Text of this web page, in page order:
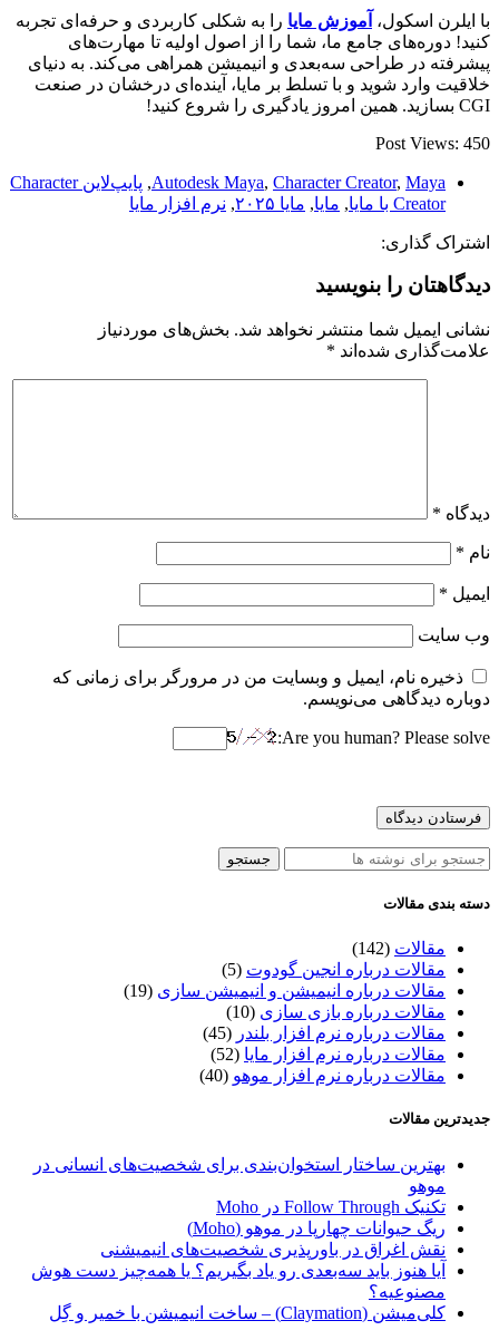
با ایلرن اسکول، آموزش مایا را به شکلی کاربردی و حرفه‌ای تجربه
کنید! دوره‌های جامع ما، شما را از اصول اولیه تا مهارت‌های
پیشرفته در طراحی سه‌بعدی و انیمیشن همراهی می‌کند. به دنیای
خلاقیت وارد شوید و با تسلط بر مایا، آینده‌ای درخشان در صنعت
CGI بسازید. همین امروز یادگیری را شروع کنید!
Post Views: 450
Autodesk Maya, Character Creator, Maya
,
پایپ‌لاین Character
Creator با مایا
, مایا, مایا ۲۰۲۵ , نرم افزار مایا
اشتراک گذاری:
دیدگاهتان را بنویسید
نشانی ایمیل شما منتشر نخواهد شد. بخش‌های موردنیاز
علامت‌گذاری شده‌اند *
دیدگاه *
نام *
ایمیل *
وب‌ سایت
ذخیره نام، ایمیل و وبسایت من در مرورگر برای زمانی که
دوباره دیدگاهی می‌نویسم.
Are you human? Please solve:
جستجو
دسته بندی مقالات
مقالات (142)
مقالات درباره انجین گودوت (5)
مقالات درباره انیمیشن و انیمیشن سازی (19)
مقالات درباره بازی سازی (10)
مقالات درباره نرم افزار بلندر (45)
مقالات درباره نرم افزار مایا (52)
مقالات درباره نرم افزار موهو (40)
جدیدترین مقالات
بهترین ساختار استخوان‌بندی برای شخصیت‌های انسانی در
موهو
تکنیک Follow Through در Moho
ریگ حیوانات چهارپا در موهو (Moho)
نقش اغراق در باورپذیری شخصیت‌های انیمیشنی
آیا هنوز باید سه‌بعدی‌ رو یاد بگیریم؟ یا همه‌چیز دست هوش
مصنوعیه؟
کلی‌میشن (Claymation) – ساخت انیمیشن با خمیر و گِل